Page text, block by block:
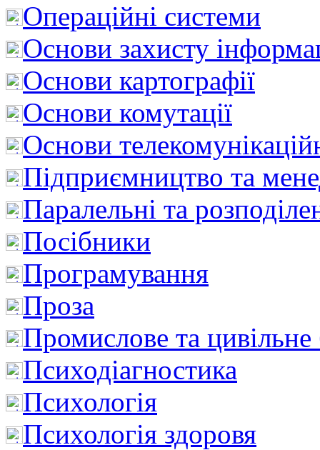
Операційні системи
Основи захисту
Основи картографії
Основи комутації
Основи
Підприємництво та
Паралельні та
Посібники
Програмування
Проза
Промислове та цивільне
Психодіагностика
Психологія
Психологія здоровя